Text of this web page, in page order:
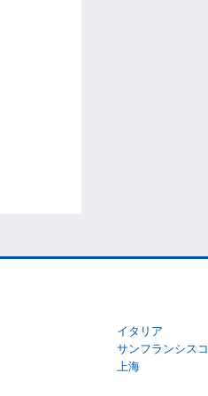
イタリア
サンフランシスコ
上海